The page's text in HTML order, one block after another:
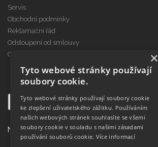
Servis
Obchodní podmínky
Reklamační řád
Odstoupení od smlouvy
Cookies
Najdete nás na
×
Tyto webové stránky používají
soubory cookie.
Tyto webové stránky používají soubory cookie
ke zlepšení uživatelského zážitku. Používáním
našich webových stránek souhlasíte se všemi
soubory cookie v souladu s našimi zásadami
používání souborů cookie. Více informací